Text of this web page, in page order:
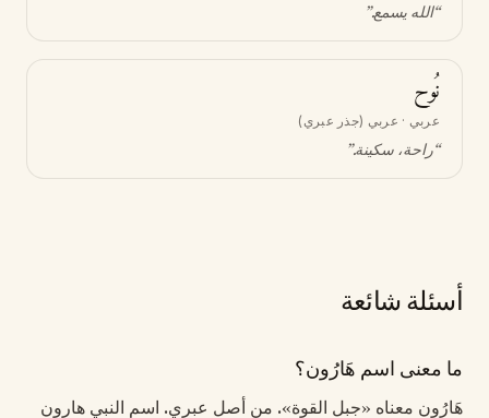
“الله يسمع.”
نُوح
عربي · عربي (جذر عبري)
“راحة، سكينة.”
أسئلة شائعة
ما معنى اسم هَارُون؟
هَارُون معناه «جبل القوة». من أصل عبري. اسم النبي هارون